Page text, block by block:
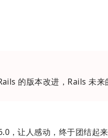
的版本改进，Rails 未来
，让人感动，终于团结起